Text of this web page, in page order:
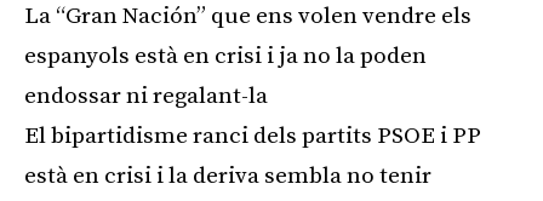
La “Gran Nación” que ens volen vendre els
espanyols està en crisi i ja no la poden
endossar ni regalant-la
El bipartidisme ranci dels partits PSOE i PP
està en crisi i la deriva sembla no tenir